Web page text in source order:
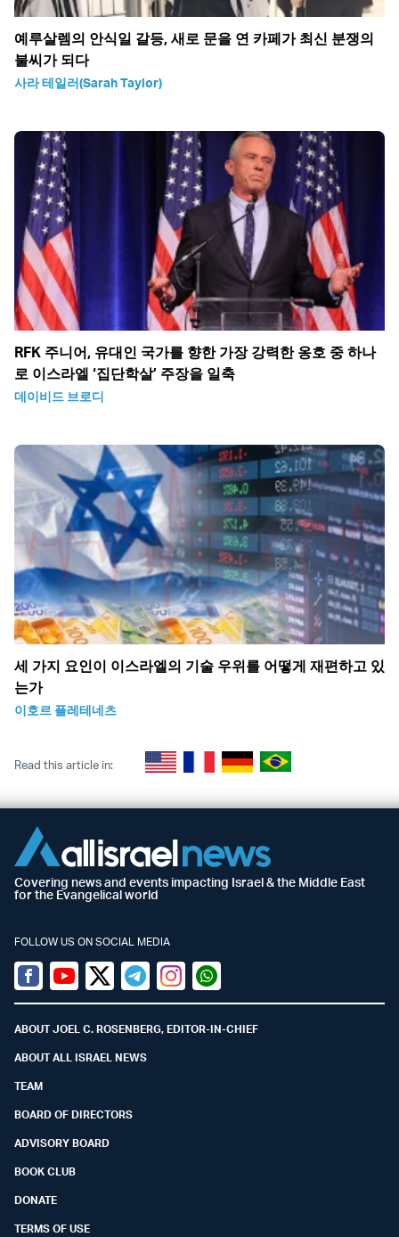
예루살렘의 안식일 갈등, 새로 문을 연 카페가 최신 분쟁의
불씨가 되다
사라 테일러(Sarah Taylor)
RFK 주니어, 유대인 국가를 향한 가장 강력한 옹호 중 하나
로 이스라엘 ‘집단학살’ 주장을 일축
데이비드 브로디
세 가지 요인이 이스라엘의 기술 우위를 어떻게 재편하고 있
는가
이호르 플레테네츠
Read this article in:
Covering news and events impacting Israel & the Middle East
for the Evangelical world
FOLLOW US ON SOCIAL MEDIA
Facebook
YoutubeTwitter (X)
TelegramInstagramWhatsapp
ABOUT JOEL C. ROSENBERG, EDITOR-IN-CHIEF
ABOUT ALL ISRAEL NEWS
TEAM
BOARD OF DIRECTORS
ADVISORY BOARD
BOOK CLUB
DONATE
TERMS OF USE